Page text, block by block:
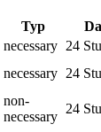
Typ
necessary 24
necessary 24
non-
necessary
24